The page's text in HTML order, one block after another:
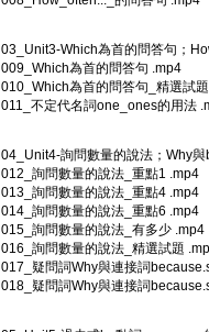
03_Unit3-Which為首的問答句；
009_Which為首的問答句 .mp4
010_Which為首的問答句_精選試
011_不定代名詞one_ones的用法
04_Unit4-詢問數量的說法；Why
012_詢問數量的說法_重點1 .mp4
013_詢問數量的說法_重點4 .mp4
014_詢問數量的說法_重點6 .mp4
015_詢問數量的說法_有多少 .mp4
016_詢問數量的說法_精選試題
017_疑問詞Why與連接詞
018_疑問詞Why與連接詞